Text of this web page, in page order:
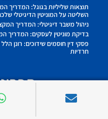
תוצאות שליליות בגוגל: המדריך
השליטה על המוניטין הדיגיטלי
ניהול משבר דיגיטלי: המדריך
בדיקת מוניטין לעסקים: המדריך
פסקי דין חוסמים שידוכים: רונן
חרדיות